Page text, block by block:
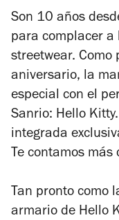
Son 10 años
para complacer a
streetwear. Como
aniversario, la
especial con el
Sanrio: Hello
integrada
Te contamos más
Tan pronto como
armario de Hello